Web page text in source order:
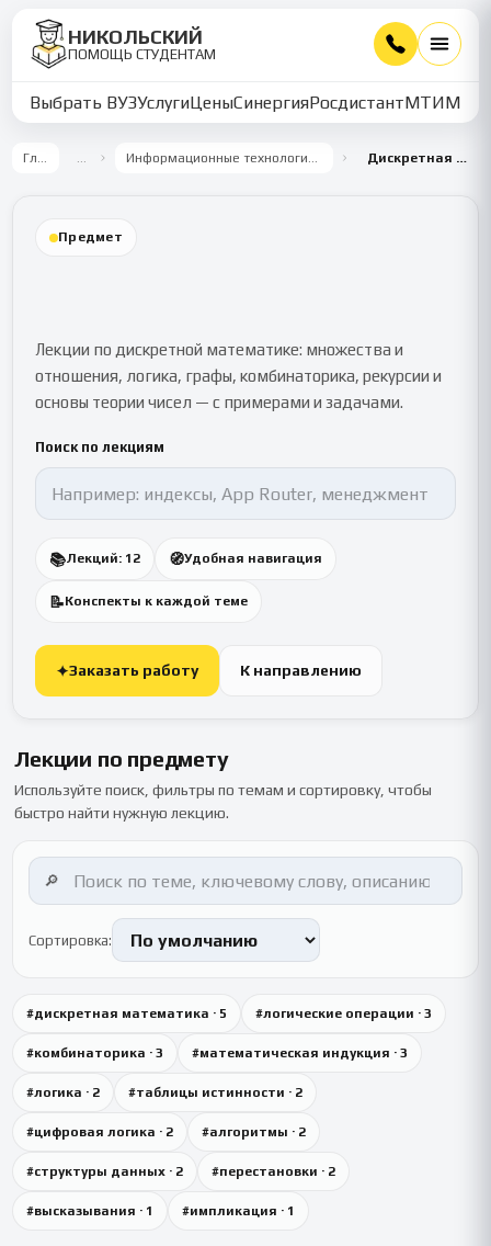
НИКОЛЬСКИЙ
ПОМОЩЬ СТУДЕНТАМ
Выбрать ВУЗУслугиЦеныСинергияРосдистантМТИММУ
Главная … Информационные технологии и программирование Дискретная математика
Предмет
Лекции по дискретной математике: множества и
отношения, логика, графы, комбинаторика, рекурсии и
основы теории чисел — с примерами и задачами.
Поиск по лекциям
📚Лекций: 12 🧭Удобная навигация
📝Конспекты к каждой теме
✦Заказать работу К направлению
Лекции по предмету
Используйте поиск, фильтры по темам и сортировку, чтобы
быстро найти нужную лекцию.
🔎
Сортировка:
#дискретная математика · 5 #логические операции ·3
#комбинаторика ·3 #математическая индукция ·3
#логика · 2 #таблицы истинности · 2
#цифровая логика · 2 #алгоритмы · 2
#структуры данных · 2 #перестановки · 2
#высказывания · 1 #импликация · 1